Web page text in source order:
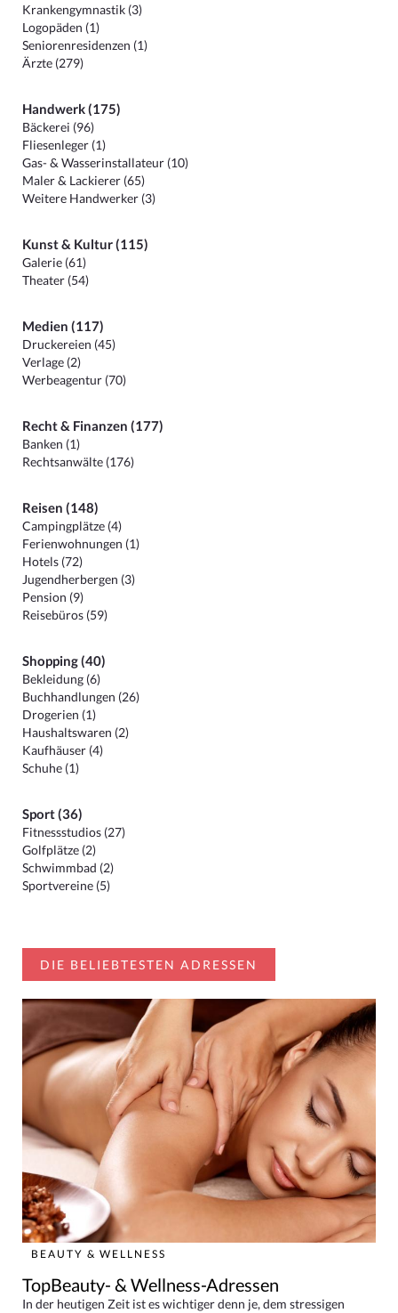
Krankengymnastik (3)
Logopäden (1)
Seniorenresidenzen (1)
Ärzte (279)
Handwerk (175)
Bäckerei (96)
Fliesenleger (1)
Gas- & Wasserinstallateur (10)
Maler & Lackierer (65)
Weitere Handwerker (3)
Kunst & Kultur (115)
Galerie (61)
Theater (54)
Medien (117)
Druckereien (45)
Verlage (2)
Werbeagentur (70)
Recht & Finanzen (177)
Banken (1)
Rechtsanwälte (176)
Reisen (148)
Campingplätze (4)
Ferienwohnungen (1)
Hotels (72)
Jugendherbergen (3)
Pension (9)
Reisebüros (59)
Shopping (40)
Bekleidung (6)
Buchhandlungen (26)
Drogerien (1)
Haushaltswaren (2)
Kaufhäuser (4)
Schuhe (1)
Sport (36)
Fitnessstudios (27)
Golfplätze (2)
Schwimmbad (2)
Sportvereine (5)
DIE BELIEBTESTEN ADRESSEN
BEAUTY & WELLNESS
TopBeauty- & Wellness-Adressen
In der heutigen Zeit ist es wichtiger denn je, dem stressigen